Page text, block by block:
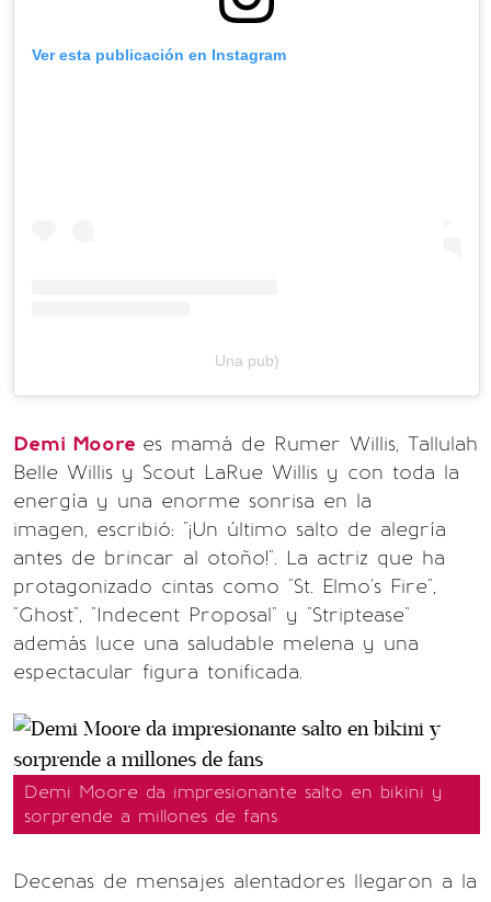
Ver esta publicación en Instagram
Una pub)
Demi Moore es mamá de Rumer Willis, Tallulah
Belle Willis y Scout LaRue Willis y con toda la
energía y una enorme sonrisa en la
imagen, escribió: "¡Un último salto de alegría
antes de brincar al otoño!". La actriz que ha
protagonizado cintas como "St. Elmo's Fire",
"Ghost", "Indecent Proposal" y "Striptease"
además luce una saludable melena y una
espectacular figura tonificada.
Demi Moore da impresionante salto en bikini y
sorprende a millones de fans
Decenas de mensajes alentadores llegaron a la